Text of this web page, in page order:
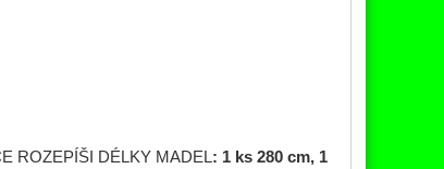
ROZEPÍŠI DÉLKY MADEL: 1 ks 280 cm, 1